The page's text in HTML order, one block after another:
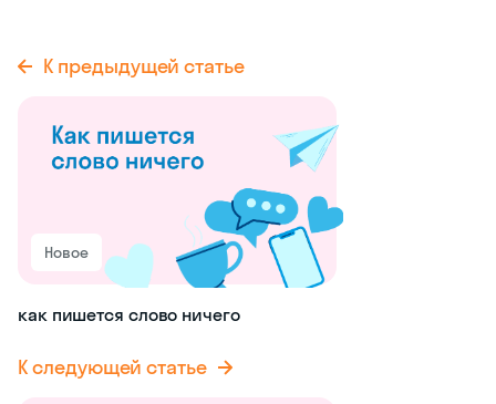
К предыдущей статье
Новое
как пишется слово ничего
К следующей статье